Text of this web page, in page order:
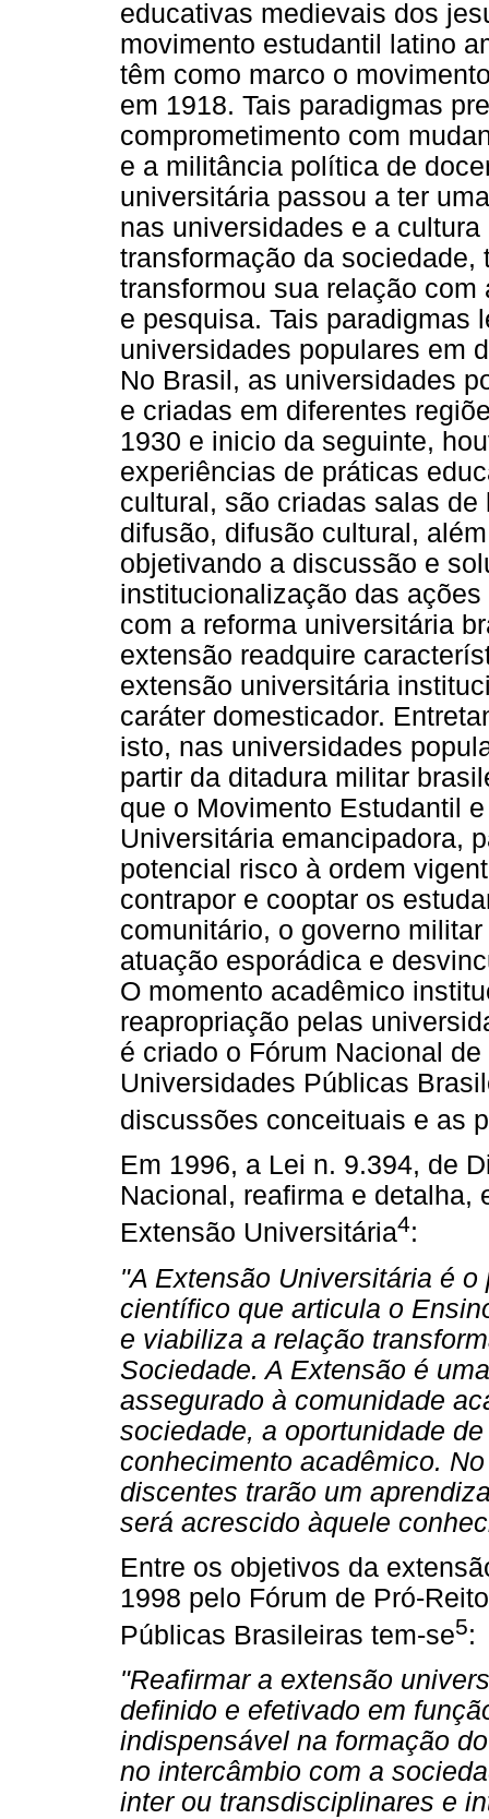
educativas medievais dos
movimento estudantil latino
têm como marco o
em 1918. Tais paradigmas
comprometimento com
e a militância política de
universitária passou a ter
nas universidades e a
transformação da
transformou sua relação
e pesquisa. Tais paradigmas
universidades populares em
No Brasil, as universidades
e criadas em diferentes
1930 e inicio da seguinte,
experiências de práticas
cultural, são criadas salas
difusão, difusão cultural,
objetivando a discussão e
institucionalização das
com a reforma universitária
extensão readquire
extensão universitária
caráter domesticador.
isto, nas universidades
partir da ditadura militar
que o Movimento Estudantil
Universitária emancipadora,
potencial risco à ordem
contrapor e cooptar os
comunitário, o governo
atuação esporádica e
O momento acadêmico
reapropriação pelas
é criado o Fórum Nacional
Universidades Públicas
discussões conceituais e as
Em 1996, a Lei n. 9.394, de
Nacional, reafirma e detalha,
Extensão Universitária4:
"A Extensão Universitária é
científico que articula o
e viabiliza a relação
Sociedade. A Extensão é
assegurado à comunidade
sociedade, a oportunidade
conhecimento acadêmico.
discentes trarão um
será acrescido àquele
Entre os objetivos da
1998 pelo Fórum de Pró-
Públicas Brasileiras tem-se5:
"Reafirmar a extensão
definido e efetivado em
indispensável na formação
no intercâmbio com a
inter ou transdisciplinares e